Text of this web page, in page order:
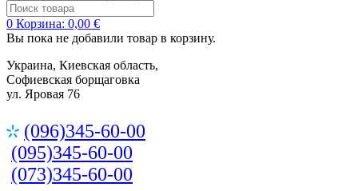
0 Корзина: 0,00 €
Вы пока не добавили товар в корзину.
Украина, Киевская область,
Софиевская борщаговка
ул. Яровая 76
(096)345-60-00
(095)345-60-00
(073)345-60-00